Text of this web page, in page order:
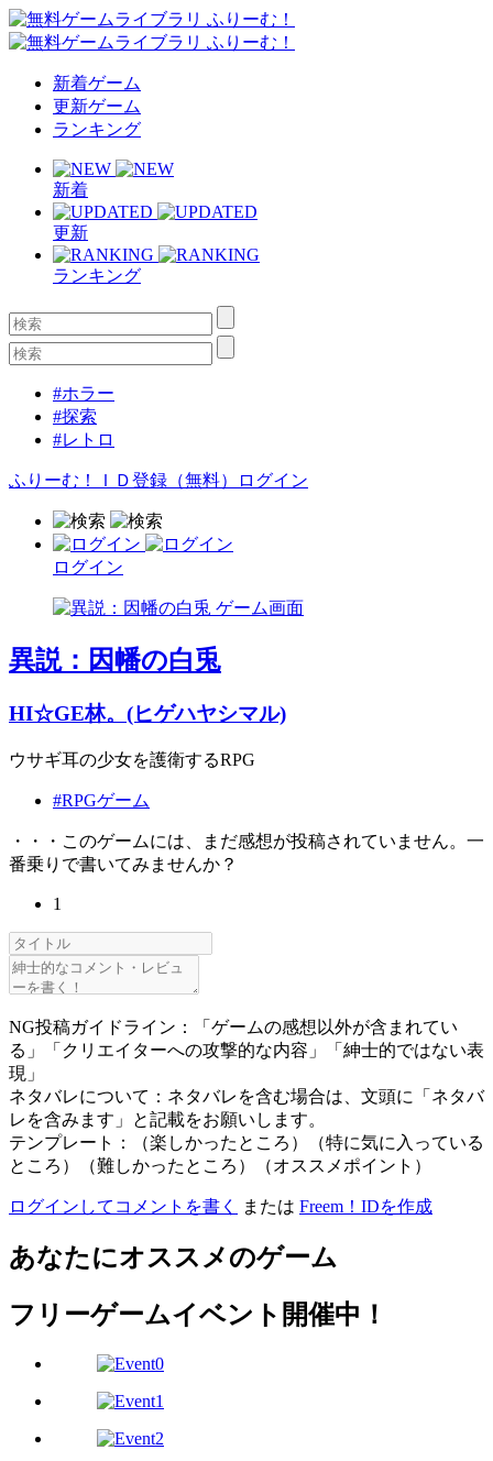
新着ゲーム
更新ゲーム
ランキング
新着
更新
ランキング
#ホラー
#探索
#レトロ
ふりーむ！ＩＤ登録（無料） ログイン
ログイン
異説：因幡の白兎
HI☆GE林。(ヒゲハヤシマル)
ウサギ耳の少女を護衛するRPG
#RPGゲーム
・・・このゲームには、まだ感想が投稿されていません。一
番乗りで書いてみませんか？
1
NG投稿ガイドライン：「ゲームの感想以外が含まれてい
る」「クリエイターへの攻撃的な内容」「紳士的ではない表
現」
ネタバレについて：ネタバレを含む場合は、文頭に「ネタバ
レを含みます」と記載をお願いします。
テンプレート：（楽しかったところ）（特に気に入っている
ところ）（難しかったところ）（オススメポイント）
ログインしてコメントを書く または Freem！IDを作成
あなたにオススメのゲーム
フリーゲームイベント開催中！